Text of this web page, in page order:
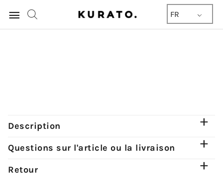
FR
Menu
principal
Description
Questions sur l'article ou la livraison
Retour